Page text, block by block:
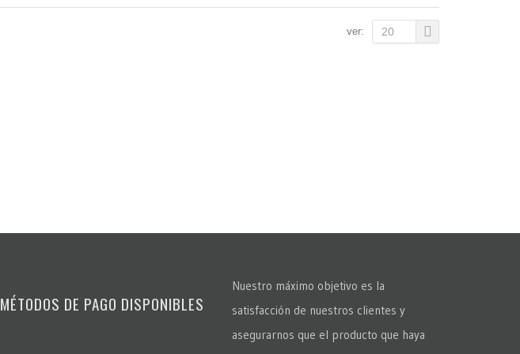
ver: 20
MÉTODOS DE PAGO DISPONIBLES
Nuestro máximo objetivo es la
satisfacción de nuestros clientes y
asegurarnos que el producto que haya